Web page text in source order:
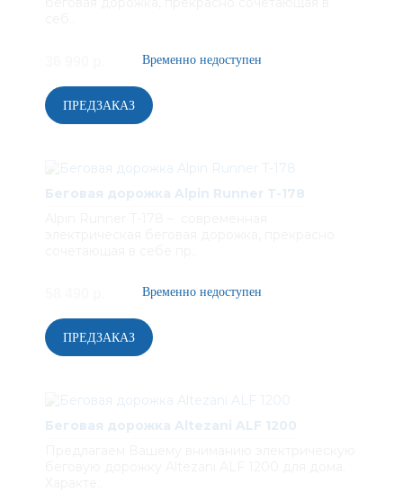
Беговая дорожка Alpin Runner T-178
Беговая дорожка Altezani ALF 1200